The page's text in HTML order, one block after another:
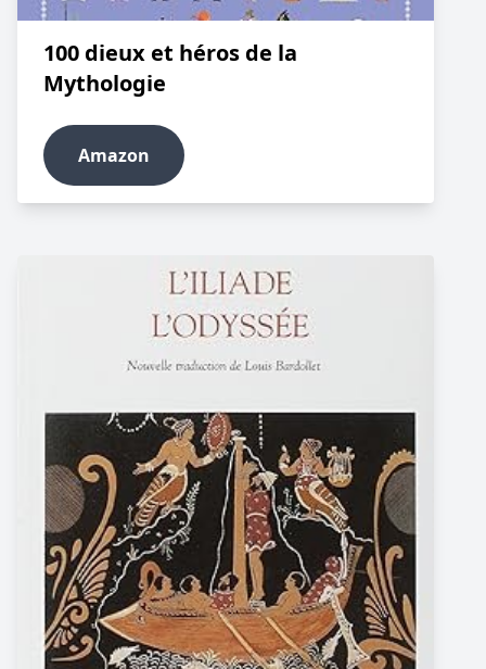
100 dieux et héros de la
Mythologie
Amazon